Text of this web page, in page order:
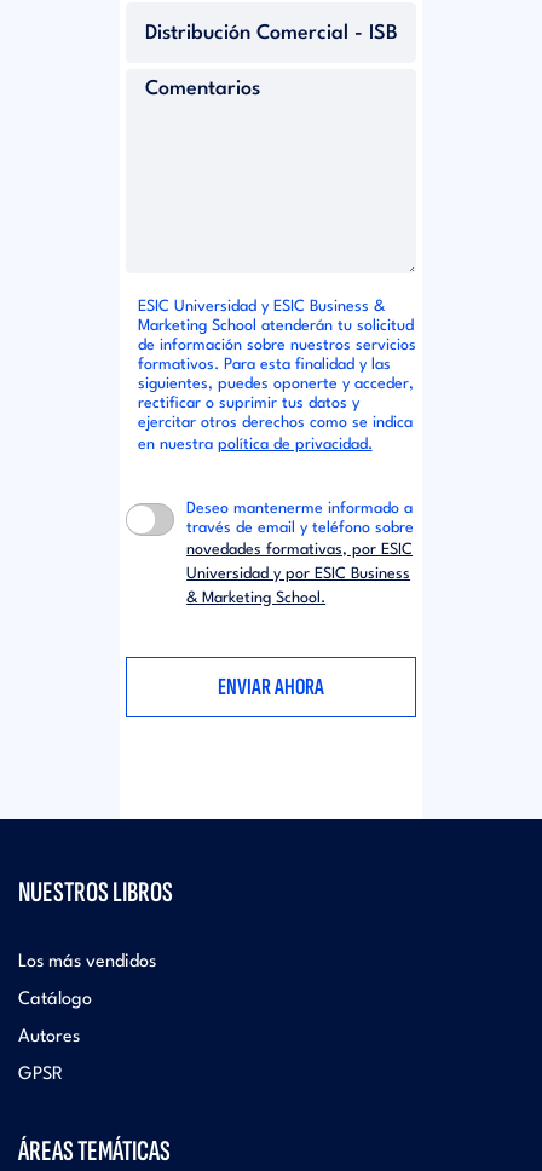
ESIC Universidad y ESIC Business &
Marketing School atenderán tu solicitud
de información sobre nuestros servicios
formativos. Para esta finalidad y las
siguientes, puedes oponerte y acceder,
rectificar o suprimir tus datos y
ejercitar otros derechos como se indica
en nuestra política de privacidad.
Deseo mantenerme informado a
través de email y teléfono sobre
novedades formativas, por ESIC
Universidad y por ESIC Business
& Marketing School.
NUESTROS LIBROS
Los más vendidos
Catálogo
Autores
GPSR
ÁREAS TEMÁTICAS